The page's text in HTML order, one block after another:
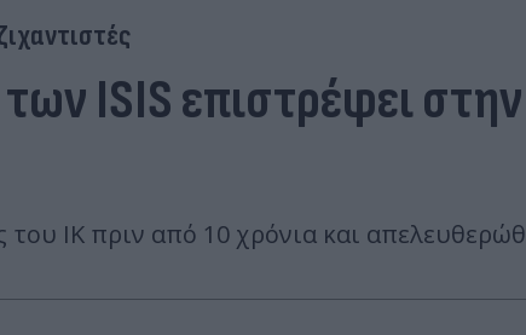
ISIS επιστρέφει στην
του ΙΚ πριν από 10 χρόνια και